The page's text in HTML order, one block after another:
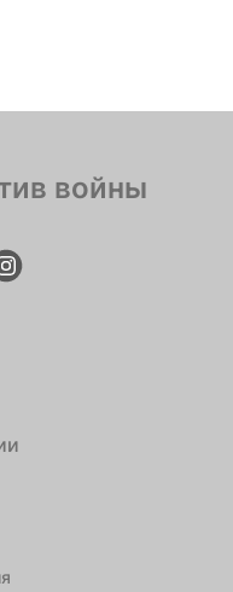
войны